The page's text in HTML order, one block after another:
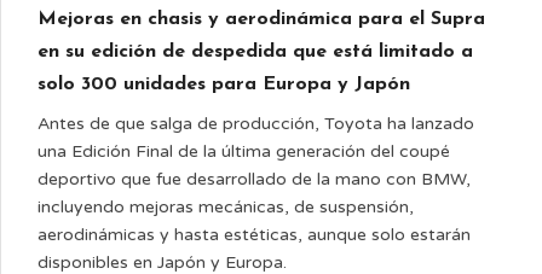
Mejoras en chasis y aerodinámica para el Supra
en su edición de despedida que está limitado a
solo 300 unidades para Europa y Japón
Antes de que salga de producción, Toyota ha lanzado
una Edición Final de la última generación del coupé
deportivo que fue desarrollado de la mano con BMW,
incluyendo mejoras mecánicas, de suspensión,
aerodinámicas y hasta estéticas, aunque solo estarán
disponibles en Japón y Europa.